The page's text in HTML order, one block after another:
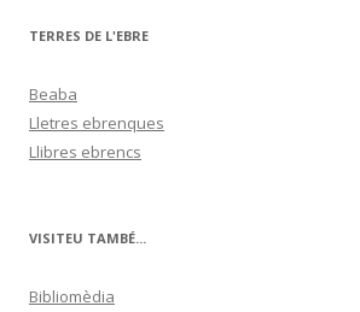
TERRES DE L'EBRE
Beaba
Lletres ebrenques
Llibres ebrencs
VISITEU TAMBÉ...
Bibliomèdia